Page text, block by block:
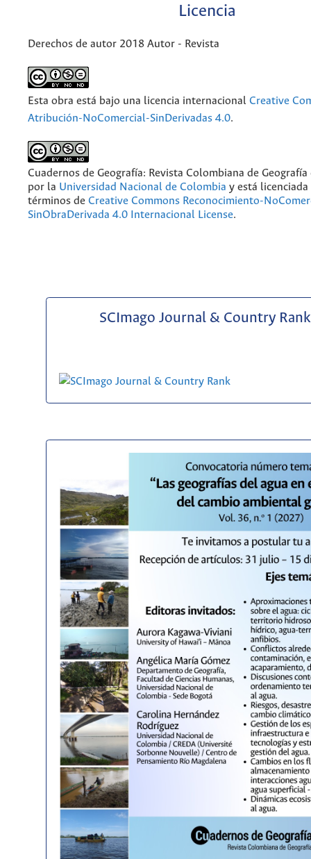
Licencia
Derechos de autor 2018 Autor - Revista
Esta obra está bajo una licencia internacional Creative
Atribución-NoComercial-SinDerivadas 4.0.
Cuadernos de Geografía: Revista Colombiana de Geografía
por la Universidad Nacional de Colombia y está
términos de Creative Commons Reconocimiento-
SinObraDerivada 4.0 Internacional License.
SCImago Journal & Country Rank